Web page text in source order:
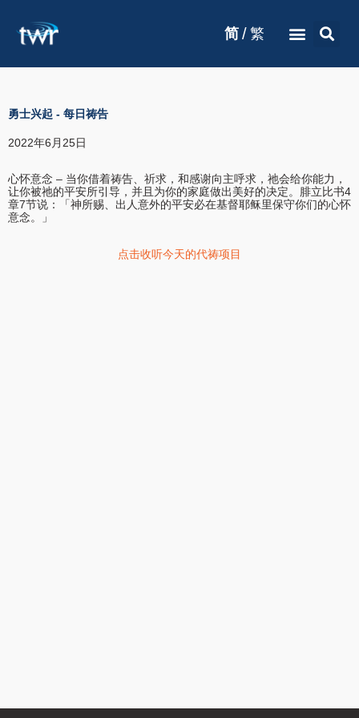
简 / 繁
勇士兴起 - 每日祷告
2022年6月25日
心怀意念 – 当你借着祷告、祈求，和感谢向主呼求，祂会给你能力，
让你被祂的平安所引导，并且为你的家庭做出美好的决定。腓立比书4
章7节说：「神所赐、出人意外的平安必在基督耶稣里保守你们的心怀
意念。」
点击收听今天的代祷项目